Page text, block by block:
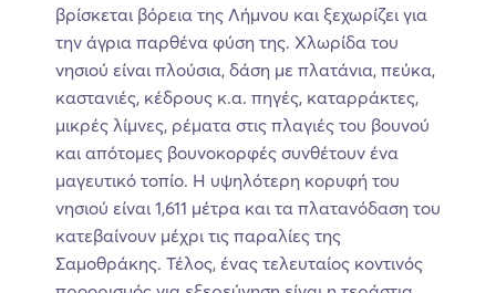
βρίσκεται βόρεια της Λήμνου και ξεχωρίζει για
την άγρια παρθένα φύση της. Χλωρίδα του
νησιού είναι πλούσια, δάση με πλατάνια, πεύκα,
καστανιές, κέδρους κ.α. πηγές, καταρράκτες,
μικρές λίμνες, ρέματα στις πλαγιές του βουνού
και απότομες βουνοκορφές συνθέτουν ένα
μαγευτικό τοπίο. Η υψηλότερη κορυφή του
νησιού είναι 1,611 μέτρα και τα πλατανόδαση του
κατεβαίνουν μέχρι τις παραλίες της
Σαμοθράκης. Τέλος, ένας τελευταίος κοντινός